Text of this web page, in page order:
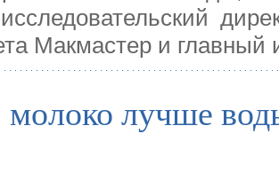
Макмастер и главный
лучше